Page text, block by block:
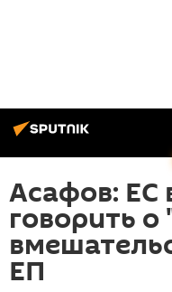
Асафов: ЕС
говорить
ЕП